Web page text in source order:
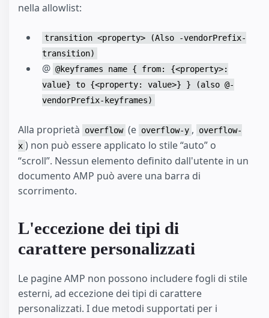
nella allowlist:
transition <property> (Also -vendorPrefix-
transition)
@ @keyframes name { from: {<property>:
value} to {<property: value>} } (also @-
vendorPrefix-keyframes)
Alla proprietà overflow (e overflow-y ,
overflow-
x ) non può essere applicato lo stile “auto” o
“scroll”. Nessun elemento definito dall'utente in un
documento AMP può avere una barra di
scorrimento.
L'eccezione dei tipi di
carattere personalizzati
Le pagine AMP non possono includere fogli di stile
esterni, ad eccezione dei tipi di carattere
personalizzati. I due metodi supportati per i